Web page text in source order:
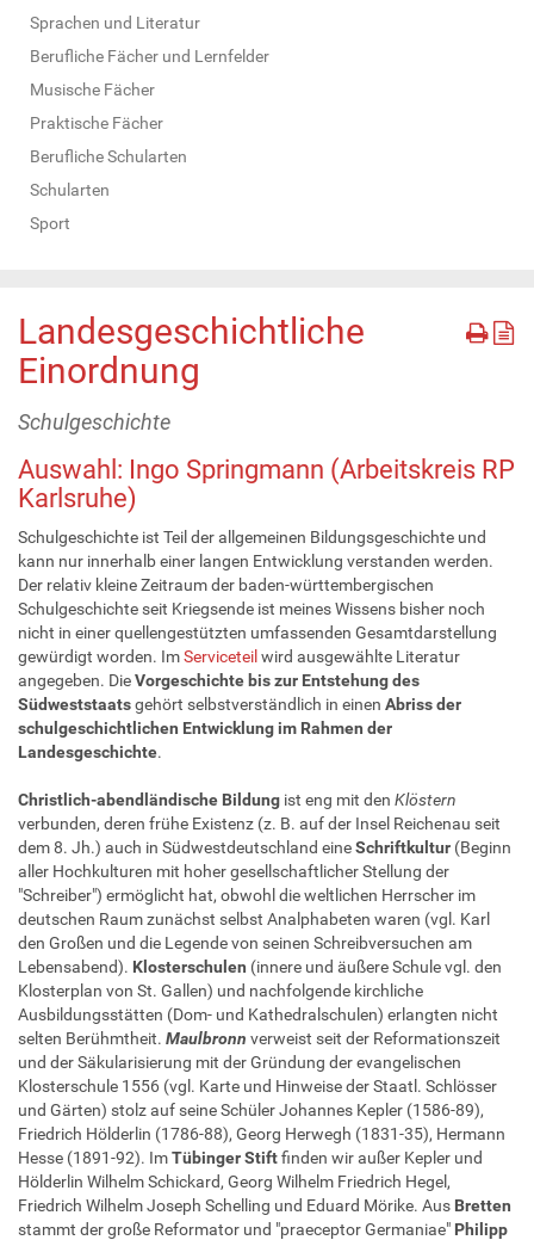
Sprachen und Literatur
Berufliche Fächer und Lernfelder
Musische Fächer
Praktische Fächer
Berufliche Schularten
Schularten
Sport
Landesgeschichtliche
Einordnung
Schulgeschichte
Auswahl: Ingo Springmann (Arbeitskreis RP
Karlsruhe)
Schulgeschichte ist Teil der allgemeinen Bildungsgeschichte und
kann nur innerhalb einer langen Entwicklung verstanden werden.
Der relativ kleine Zeitraum der baden-württembergischen
Schulgeschichte seit Kriegsende ist meines Wissens bisher noch
nicht in einer quellengestützten umfassenden Gesamtdarstellung
gewürdigt worden. ImServiceteil wird ausgewählte Literatur
angegeben. DieVorgeschichte bis zur Entstehung des
Südweststaatsgehört selbstverständlich in einen Abriss der
schulgeschichtlichen Entwicklung im Rahmen der
Landesgeschichte.
Christlich-abendländische Bildung ist eng mit den Klöstern
verbunden, deren frühe Existenz (z. B. auf der Insel Reichenau seit
dem 8. Jh.) auch in Südwestdeutschland eineSchriftkultur (Beginn
aller Hochkulturen mit hoher gesellschaftlicher Stellung der
"Schreiber") ermöglicht hat, obwohl die weltlichen Herrscher im
deutschen Raum zunächst selbst Analphabeten waren (vgl. Karl
den Großen und die Legende von seinen Schreibversuchen am
Lebensabend). Klosterschulen (innere und äußere Schule vgl. den
Klosterplan von St. Gallen) und nachfolgende kirchliche
Ausbildungsstätten (Dom- und Kathedralschulen) erlangten nicht
selten Berühmtheit. Maulbronn verweist seit der Reformationszeit
und der Säkularisierung mit der Gründung der evangelischen
Klosterschule 1556 (vgl. Karte und Hinweise der Staatl. Schlösser
und Gärten) stolz auf seine Schüler Johannes Kepler (1586-89),
Friedrich Hölderlin (1786-88), Georg Herwegh (1831-35), Hermann
Hesse (1891-92). ImTübinger Stiftfinden wir außer Kepler und
Hölderlin Wilhelm Schickard, Georg Wilhelm Friedrich Hegel,
Friedrich Wilhelm Joseph Schelling und Eduard Mörike. Aus Bretten
stammt der große Reformator und "praeceptor Germaniae" Philipp